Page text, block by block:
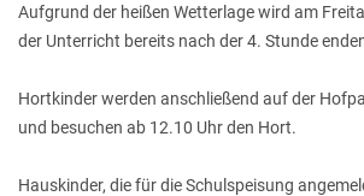
Aufgrund der heißen Wetterlage wird am
der Unterricht bereits nach der 4. Stunde
Hortkinder werden anschließend auf der
und besuchen ab 12.10 Uhr den Hort.
Hauskinder, die für die Schulspeisung